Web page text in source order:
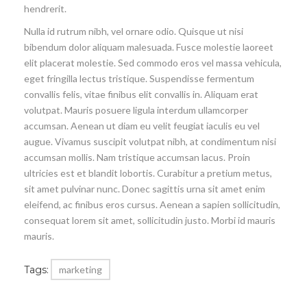
hendrerit.
Nulla id rutrum nibh, vel ornare odio. Quisque ut nisi
bibendum dolor aliquam malesuada. Fusce molestie laoreet
elit placerat molestie. Sed commodo eros vel massa vehicula,
eget fringilla lectus tristique. Suspendisse fermentum
convallis felis, vitae finibus elit convallis in. Aliquam erat
volutpat. Mauris posuere ligula interdum ullamcorper
accumsan. Aenean ut diam eu velit feugiat iaculis eu vel
augue. Vivamus suscipit volutpat nibh, at condimentum nisi
accumsan mollis. Nam tristique accumsan lacus. Proin
ultricies est et blandit lobortis. Curabitur a pretium metus,
sit amet pulvinar nunc. Donec sagittis urna sit amet enim
eleifend, ac finibus eros cursus. Aenean a sapien sollicitudin,
consequat lorem sit amet, sollicitudin justo. Morbi id mauris
mauris.
Tags: marketing